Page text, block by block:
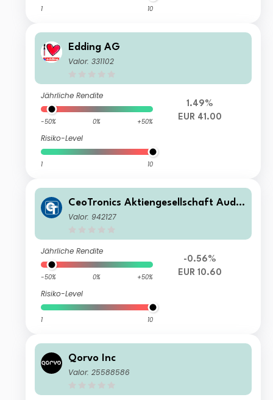
1 10
Edding AG
Valor: 331102
Jährliche Rendite
-50% 0% +50%
Risiko-Level
1 10
1.49%
EUR 41.00
CeoTronics Aktiengesellschaft Audio
. Video . Data Communication
Valor: 942127
Jährliche Rendite
-50% 0% +50%
Risiko-Level
1 10
-0.56%
EUR 10.60
Qorvo Inc
Valor: 25588586